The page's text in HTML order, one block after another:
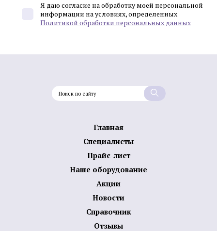
Я даю согласие на обработку моей персональной
информации на условиях, определенных
Политикой обработки персональных данных
Главная
Специалисты
Прайс-лист
Наше оборудование
Акции
Новости
Справочник
Отзывы